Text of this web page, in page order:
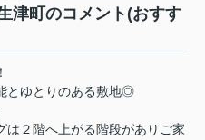
町のコメント(おすす
とゆとりのある敷地◎
は２階へ上がる階段がありご家